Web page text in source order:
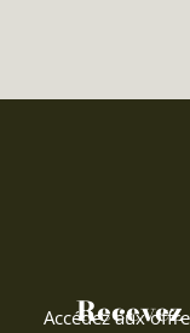
Accédez aux